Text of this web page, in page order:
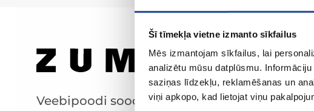
Šī tīmekļa vietne izmanto sīkfailus
Mēs izmantojam sīkfailus, lai
analizētu mūsu datplūsmu.
saziņas līdzekļu, reklamēšanas un
viņi apkopo, kad lietojat viņu
Veebipoodi soodsate hindade ja